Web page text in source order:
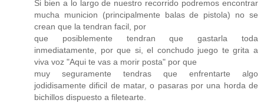
Si bien a lo largo de nuestro recorrido podremos encontrar
mucha municion (principalmente balas de pistola) no se
crean que la tendran facil, por
que posiblemente tendran que gastarla toda
inmediatamente, por que si, el conchudo juego te grita a
viva voz "Aqui te vas a morir posta" por que
muy seguramente tendras que enfrentarte algo
jodidisamente dificil de matar, o pasaras por una horda de
bichillos dispuesto a filetearte.